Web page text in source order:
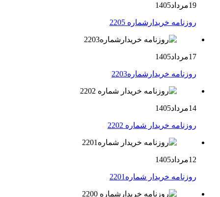
19مرداد1405
روزنامه خریدارشماره 2205
17مرداد1405
روزنامه خریدارشماره2203
14مرداد1405
روزنامه خریدار شماره 2202
12مرداد1405
روزنامه خریدار شماره2201